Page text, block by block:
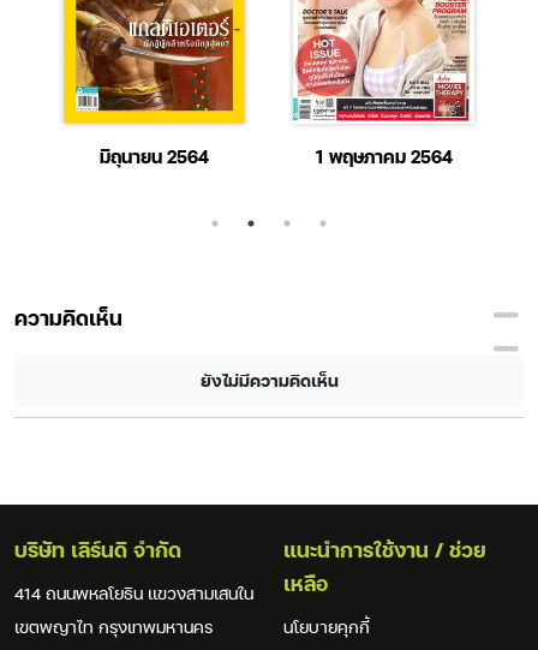
มิถุนายน 2564 1 พฤษภาคม 2564
ความคิดเห็น
ยังไม่มีความคิดเห็น
บริษัท เลิร์นดิ จำกัด
414 ถนนพหลโยธิน แขวงสามเสนใน
เขตพญาไท กรุงเทพมหานคร
แนะนำการใช้งาน / ช่วย
เหลือ
นโยบายคุกกี้